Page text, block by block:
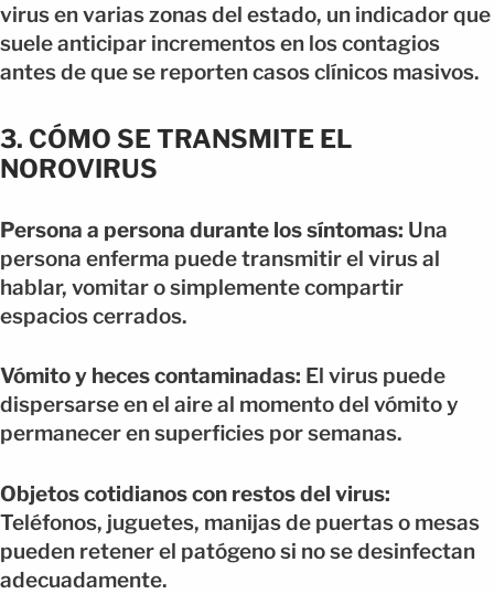
virus en varias zonas del estado, un indicador que
suele anticipar incrementos en los contagios
antes de que se reporten casos clínicos masivos.
3. CÓMO SE TRANSMITE EL
NOROVIRUS
Persona a persona durante los síntomas: Una
persona enferma puede transmitir el virus al
hablar, vomitar o simplemente compartir
espacios cerrados.
Vómito y heces contaminadas: El virus puede
dispersarse en el aire al momento del vómito y
permanecer en superficies por semanas.
Objetos cotidianos con restos del virus:
Teléfonos, juguetes, manijas de puertas o mesas
pueden retener el patógeno si no se desinfectan
adecuadamente.